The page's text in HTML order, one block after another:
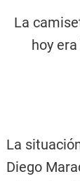
La
hoy
La
Diego